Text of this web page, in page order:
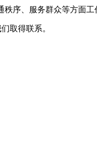
、服务群众等方面工
取得联系。